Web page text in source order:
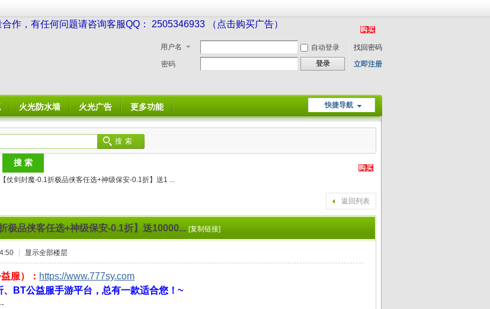
作，有任何问题请咨询客服QQ： 2505346933 （点击购买广告）
用户名 自动登录
找回密码
密码
登录 立即注册
快捷导航
火光防水墙 火光广告 更多功能
搜索
仗剑封魔-0.1折极品侠客任选+神级保安-0.1折】送1 ...
返回列表
极品侠客任选+神级保安-0.1折】送10000... [复制链接]
显示全部楼层
服）： https://www.777sy.com
、BT公益服手游平台，总有一款适合您！~